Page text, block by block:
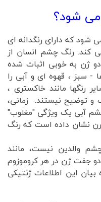
شود؟
شود که دارای رنگدانه ای
کند. رنگ چشم انسان از
ژن به خوبی اثبات شده
سبز ، قهوه ای و آبی را
رنگها مانند خاکستری ،
و توضیح نیستند. زمانی،
آبی یک ویژگی "مغلوب"
نشان داده است که رنگ
والدین نیست، مانند
جفت ژن در هر کروموزوم
این اطلاعات ژنتیکی